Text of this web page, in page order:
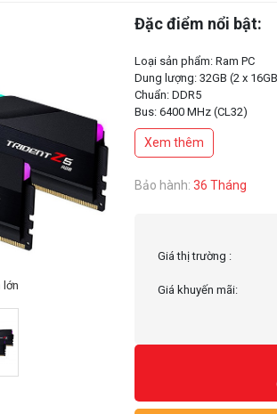
lớn
Đặc điểm nổi bật:
Loại sản phẩm: Ram PC
Dung lượng: 32GB (2 x
Chuẩn: DDR5
Bus: 6400 MHz (CL32)
Điện áp: 1.1 - 1.4v
Xem thêm
Bảo hành: 36 Tháng
Giá thị trường :
Giá khuyến mãi: